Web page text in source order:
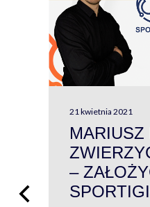
21 kwietnia 2021
MARIUSZ
–